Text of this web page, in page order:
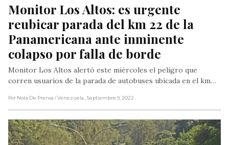
Monitor Los Altos: es urgente
reubicar parada del km 22 de la
Panamericana ante inminente
colapso por falla de borde
Monitor Los Altos alertó este miércoles el peligro que
corren usuarios de la parada de autobuses ubicada en el km…
Por Nota De Prensa / Venezuela , Septiembre 9, 2022